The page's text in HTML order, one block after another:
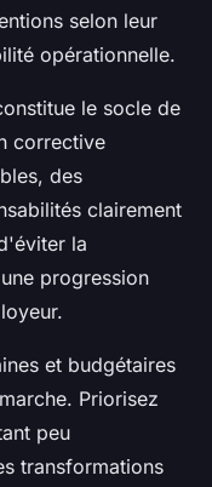
selon leur
opérationnelle.
le socle de
corrective
des
clairement
la
progression
et budgétaires
Priorisez
peu
transformations